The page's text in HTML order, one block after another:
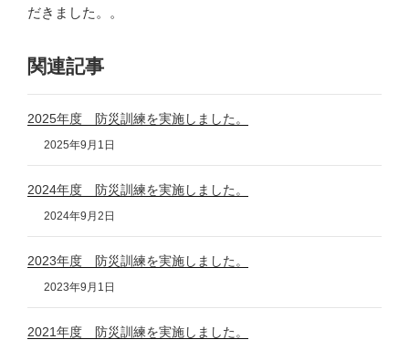
だきました。。
関連記事
2025年度 防災訓練を実施しました。
2025年9月1日
2024年度 防災訓練を実施しました。
2024年9月2日
2023年度 防災訓練を実施しました。
2023年9月1日
2021年度 防災訓練を実施しました。